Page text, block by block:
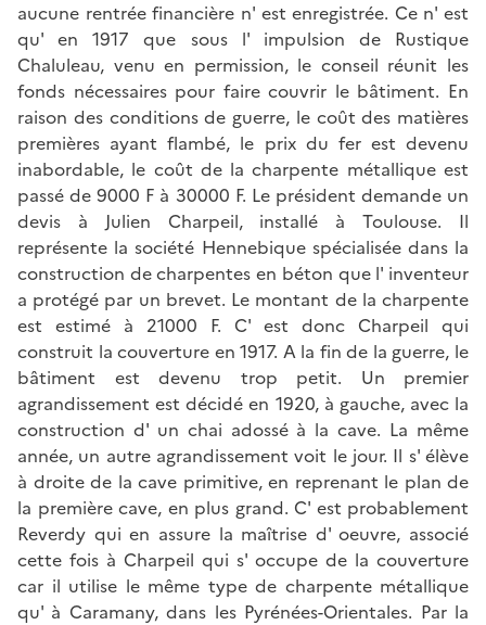
aucune rentrée financière n' est enregistrée. Ce n' est
qu' en 1917 que sous l' impulsion de Rustique
Chaluleau, venu en permission, le conseil réunit les
fonds nécessaires pour faire couvrir le bâtiment. En
raison des conditions de guerre, le coût des matières
premières ayant flambé, le prix du fer est devenu
inabordable, le coût de la charpente métallique est
passé de 9000 F à 30000 F. Le président demande un
devis à Julien Charpeil, installé à Toulouse. Il
représente la société Hennebique spécialisée dans la
construction de charpentes en béton que l' inventeur
a protégé par un brevet. Le montant de la charpente
est estimé à 21000 F. C' est donc Charpeil qui
construit la couverture en 1917. A la fin de la guerre, le
bâtiment est devenu trop petit. Un premier
agrandissement est décidé en 1920, à gauche, avec la
construction d' un chai adossé à la cave. La même
année, un autre agrandissement voit le jour. Il s' élève
à droite de la cave primitive, en reprenant le plan de
la première cave, en plus grand. C' est probablement
Reverdy qui en assure la maîtrise d' oeuvre, associé
cette fois à Charpeil qui s' occupe de la couverture
car il utilise le même type de charpente métallique
qu' à Caramany, dans les Pyrénées-Orientales. Par la